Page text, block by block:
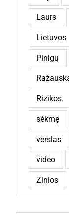
Laurs
Lietuvos
Pinigų
Rizikos.
sėkmę
verslas
video
Zinios